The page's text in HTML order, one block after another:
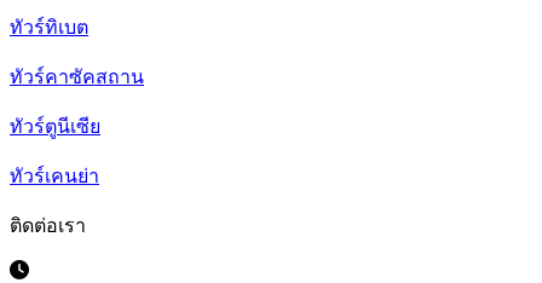
ทัวร์ทิเบต
ทัวร์คาซัคสถาน
ทัวร์ตูนีเซีย
ทัวร์เคนย่า
ติดต่อเรา